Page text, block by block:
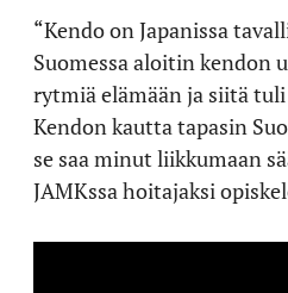
“Kendo on Japanissa
Suomessa aloitin kendon
rytmiä elämään ja siitä
Kendon kautta tapasin
se saa minut liikkumaan
JAMKssa hoitajaksi